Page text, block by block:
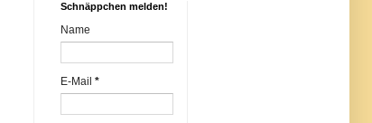
Schnäppchen melden!
Name
E-Mail *